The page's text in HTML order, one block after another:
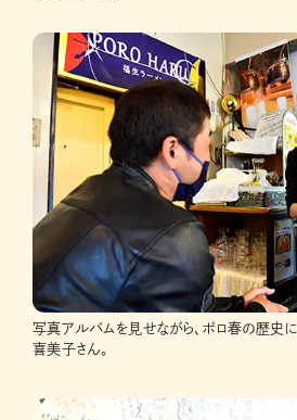
写真アルバムを見せながら、ポロ春の歴史
喜美子さん。